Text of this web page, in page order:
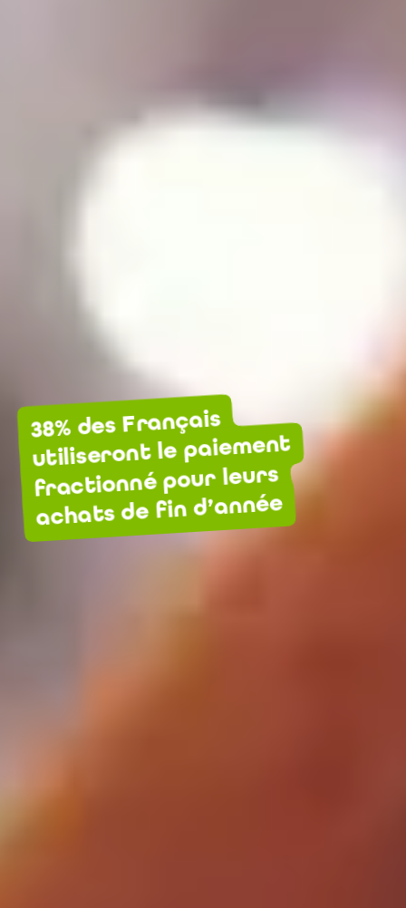
38% des Français
utiliseront le paiement
fractionné pour leurs
achats de fin d’année